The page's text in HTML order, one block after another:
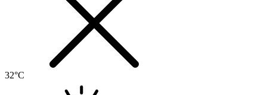
32°C